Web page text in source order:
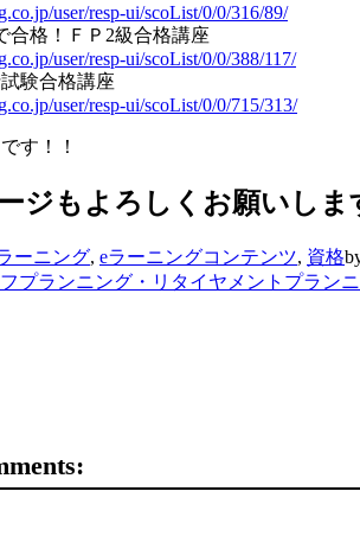
user/resp-ui/scoList/0/0/316/89/
合格！ＦＰ2級合格講座
user/resp-ui/scoList/0/0/388/117/
験合格講座
user/resp-ui/scoList/0/0/715/313/
す！！
ジもよろしくお願いしま
ーニング, eラーニングコンテンツ, 資格
プランニング・リタイヤメントプラン